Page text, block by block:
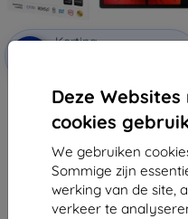
Deze
cookies
We gebruiken
Sommige zijn
werking van de site,
verkeer te
Korting
3MK FlexibleGlass Huawei
MatePade Paper 10.3" hybride
glas
€ 14,31
Op voorraad: 1 stuks